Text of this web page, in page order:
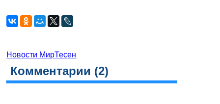
Новости МирТесен
Комментарии (2)